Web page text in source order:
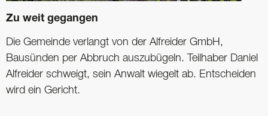
Zu weit gegangen
Die Gemeinde verlangt von der Alfreider GmbH,
Bausünden per Abbruch auszubügeln. Teilhaber Daniel
Alfreider schweigt, sein Anwalt wiegelt ab. Entscheiden
wird ein Gericht.